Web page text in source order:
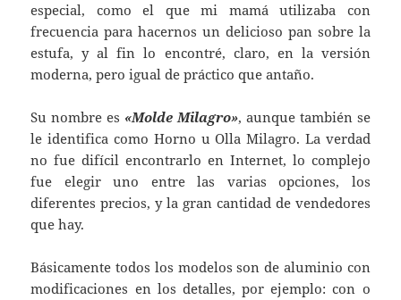
especial, como el que mi mamá utilizaba con
frecuencia para hacernos un delicioso pan sobre la
estufa, y al fin lo encontré, claro, en la versión
moderna, pero igual de práctico que antaño.
Su nombre es «Molde Milagro», aunque también se
le identifica como Horno u Olla Milagro. La verdad
no fue difícil encontrarlo en Internet, lo complejo
fue elegir uno entre las varias opciones, los
diferentes precios, y la gran cantidad de vendedores
que hay.
Básicamente todos los modelos son de aluminio con
modificaciones en los detalles, por ejemplo: con o